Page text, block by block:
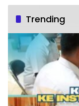
Trending